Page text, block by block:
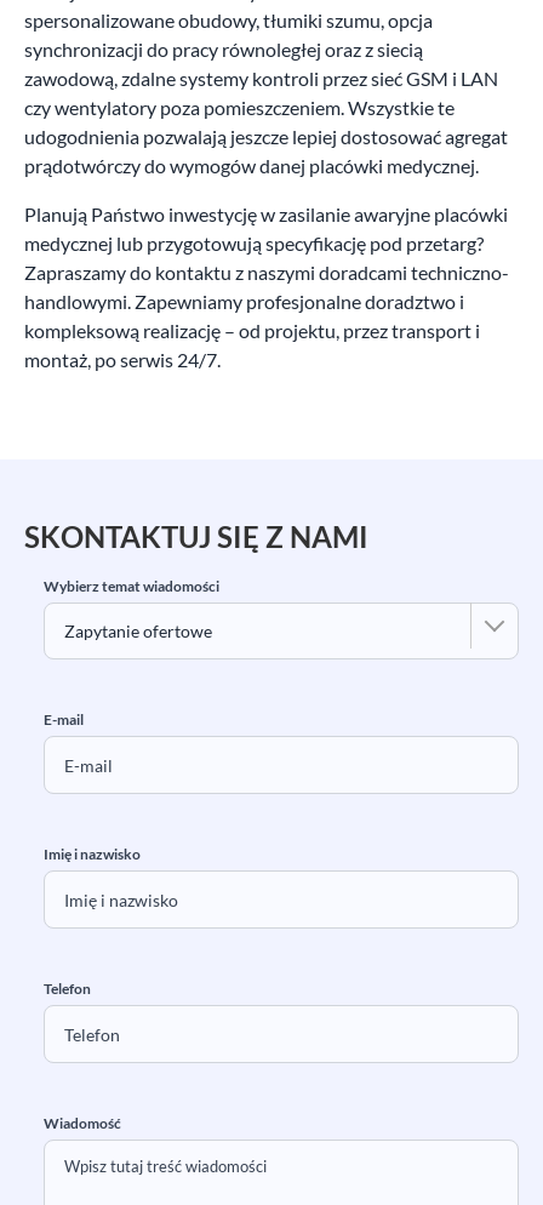
spersonalizowane obudowy, tłumiki szumu, opcja
synchronizacji do pracy równoległej oraz z siecią
zawodową, zdalne systemy kontroli przez sieć GSM i LAN
czy wentylatory poza pomieszczeniem. Wszystkie te
udogodnienia pozwalają jeszcze lepiej dostosować agregat
prądotwórczy do wymogów danej placówki medycznej.
Planują Państwo inwestycję w zasilanie awaryjne placówki
medycznej lub przygotowują specyfikację pod przetarg?
Zapraszamy do kontaktu z naszymi doradcami techniczno-
handlowymi. Zapewniamy profesjonalne doradztwo i
kompleksową realizację – od projektu, przez transport i
montaż, po serwis 24/7.
SKONTAKTUJ SIĘ Z NAMI
Wybierz temat wiadomości
E-mail
Imię i nazwisko
Telefon
Wiadomość